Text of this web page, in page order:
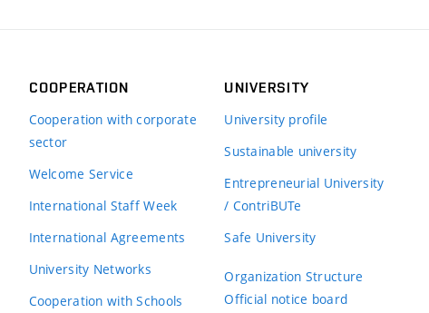
COOPERATION
Cooperation with corporate
sector
Welcome Service
International Staff Week
International Agreements
University Networks
Cooperation with Schools
UNIVERSITY
University profile
Sustainable university
Entrepreneurial University
/ ContriBUTe
Safe University
Organization Structure
Official notice board